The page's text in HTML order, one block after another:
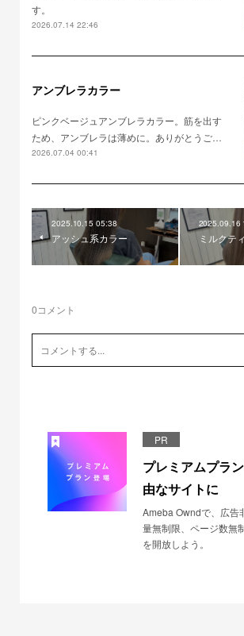
す。
2026.07.14 22:46
アンブレラカラー
ピンクベージュアンブレラカラー。筋を出す
ため、アンブレラは薄めに。ありがとうご…
2026.07.04 00:41
2025.10.15 05:38
アッシュ系カラー
2025.09.16
ミルクテ
0コメント
PR
プレミアムプラ
由なサイトに
Ameba Owndで、広告
量無制限、ページ数無
を開放しよう。